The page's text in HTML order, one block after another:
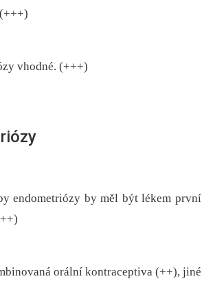
vhodné. (+++)
endometriózy by měl být lékem první
orální kontraceptiva (++), jiné